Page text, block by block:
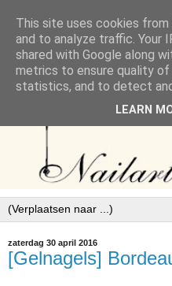
zaterdag 30 april 2016
[Gelnagels]
This site uses cookies
and to analyze traffic. Your
shared with Google along
metrics to ensure quality of
statistics, and to detect
LEARN